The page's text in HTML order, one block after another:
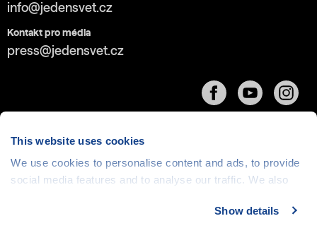
This website uses cookies
We use cookies to personalise content and ads, to provide
social media features and to analyse our traffic. We also
media, advertising and analytics partners who may
Show details
info@jedensvet.cz
Kontakt pro média
press@jedensvet.cz
Cookies| © 1999-2026 Člověk v tísni o.p.s., web běží